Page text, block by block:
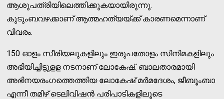
ആശുപത്രിയിലെത്തിക്കുകയായിരുന്നു.
കുടുംബവഴക്കാണ് ആത്മഹത്യയ്ക്ക് കാരണമെന്നാണ്
വിവരം.
150 ഓളം സീരിയലുകളിലും ഇരുപതോളം സിനിമകളിലും
അഭിയിച്ചിട്ടുളള നടനാണ് ലോകേഷ്. ബാലതാരമായി
അഭിനയരംഗത്തെത്തിയ ലോകേഷ് മര്‍മദേശം, ജീബൂംബാ
എന്നീ തമിഴ് ടെലിവിഷന്‍ പരിപാടികളിലൂടെ